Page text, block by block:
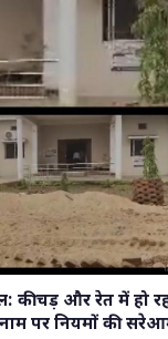
कीचड़ और रेत में हो
नाम पर नियमों की